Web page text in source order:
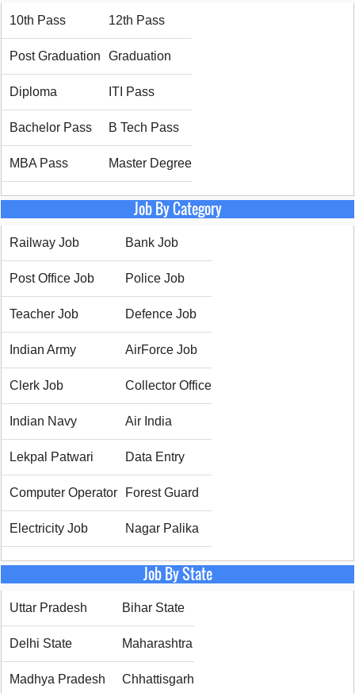
10th Pass 12th Pass
Post Graduation Graduation
Diploma ITI Pass
Bachelor Pass B Tech Pass
MBA Pass Master Degree
Job By Category
Railway Job Bank Job
Post Office Job Police Job
Teacher Job Defence Job
Indian Army AirForce Job
Clerk Job Collector Office
Indian Navy Air India
Lekpal Patwari Data Entry
Computer Operator Forest Guard
Electricity Job Nagar Palika
Job By State
Uttar Pradesh Bihar State
Delhi State Maharashtra
Madhya Pradesh Chhattisgarh